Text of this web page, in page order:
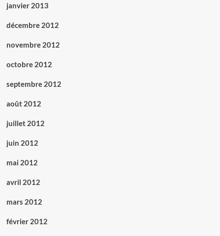
janvier 2013
décembre 2012
novembre 2012
octobre 2012
septembre 2012
août 2012
juillet 2012
juin 2012
mai 2012
avril 2012
mars 2012
février 2012